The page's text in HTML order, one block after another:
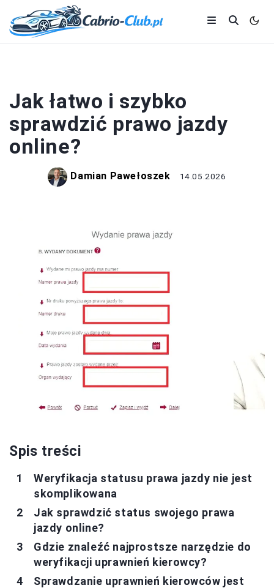
Jak łatwo i szybko
sprawdzić prawo jazdy
online?
Damian Pawełoszek 14.05.2026
Spis treści
Weryfikacja statusu prawa jazdy nie jest
skomplikowana
Jak sprawdzić status swojego prawa
jazdy online?
Gdzie znaleźć najprostsze narzędzie do
weryfikacji uprawnień kierowcy?
Sprawdzanie uprawnień kierowców jest